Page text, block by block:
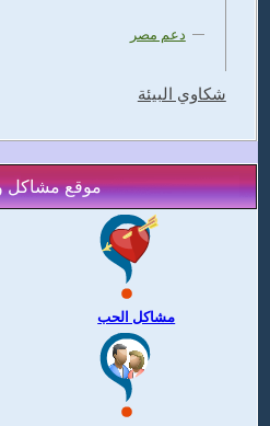
دعم مصر
شكاوي البيئة
موقع مشاكل
مشاكل الحب